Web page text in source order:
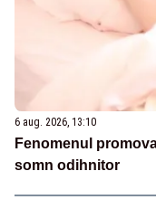
6 aug. 2026, 13:10
Fenomenul
somn odihnitor